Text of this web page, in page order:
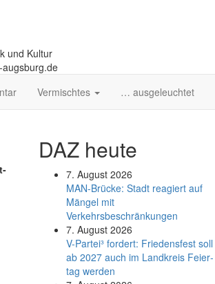
und Kultur
Vermischtes … ausgeleuchtet
DAZ heute
7. August 2026
MAN-Brücke: Stadt reagiert auf
Mängel mit
Verkehrsbeschränkungen
7. August 2026
V-Partei­³ fordert: Friedens­fest soll
ab 2027 auch im Land­kreis Feier­
tag werden